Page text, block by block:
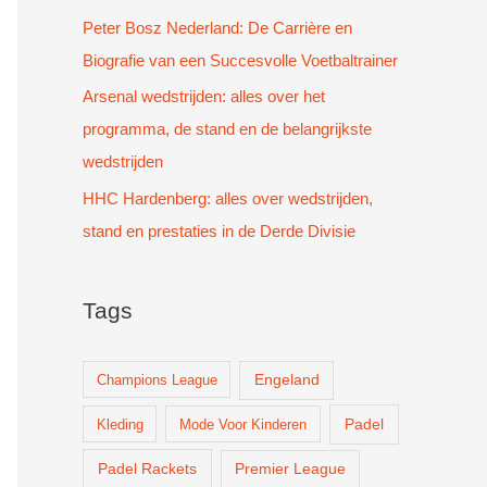
Peter Bosz Nederland: De Carrière en
Biografie van een Succesvolle Voetbaltrainer
Arsenal wedstrijden: alles over het
programma, de stand en de belangrijkste
wedstrijden
HHC Hardenberg: alles over wedstrijden,
stand en prestaties in de Derde Divisie
Tags
Champions League Engeland
Kleding Mode Voor Kinderen Padel
Padel Rackets Premier League